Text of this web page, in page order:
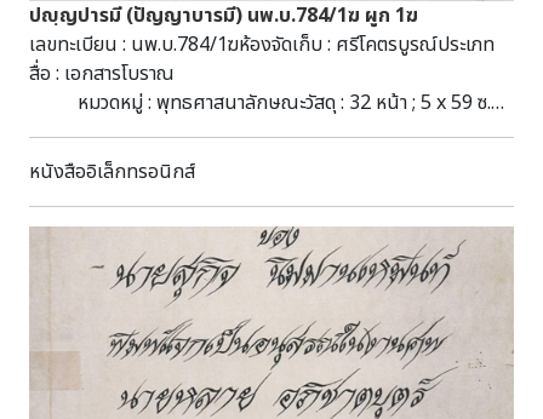
ปญฺญปารมี (ปัญญาบารมี) นพ.บ.784/1ฆ ผูก 1ฆ
เลขทะเบียน : นพ.บ.784/1ฆห้องจัดเก็บ : ศรีโคตรบูรณ์ประเภท
สื่อ : เอกสารโบราณ
หมวดหมู่ : พุทธศาสนาลักษณะวัสดุ : 32 หน้า ; 5 x 59 ซ.ม.
: ลานดิบ-ล่องชาด ; ไม่มีไม้ประกับชื่อชุด : มัดที่ 242 (463-476)
ผูก 1ฆ (2568)หัวเรื่อง : ปัญญาบารมี--เอกสารโบราณ
ธรรมอีสานบทคัดย่อ : มีเนื้อหาเกี่ยวกับพุทธศาสนา สามารถ
สืบค้นได้ที่ห้องศรีโคตรบูรณ์ หอสมุดแห่งชาติ
เฉลิมพระเกียรติ สมเด็จพระนางเจ้าสิริกิติ์ พระบรมราชินีนาถ
หนังสืออิเล็กทรอนิกส์